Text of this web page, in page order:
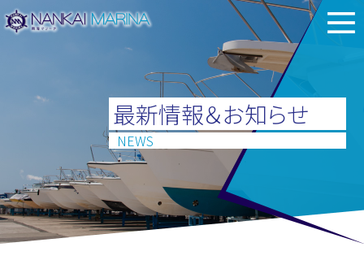
最新情報＆お知らせ
NEWS